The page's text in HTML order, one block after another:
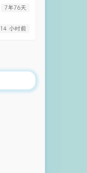
7年76天
14 小时前